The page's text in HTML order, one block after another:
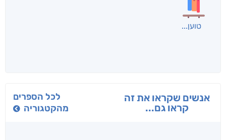
טוען
אנשים שקראו את זה
קראו גם...
לכל הספרים
מהקטגוריה